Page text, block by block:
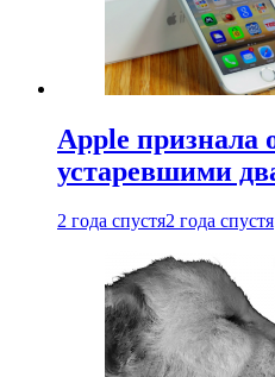
Apple признала
устаревшими
2 года спустя2 года спустя